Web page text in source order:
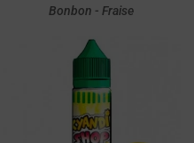
Bonbon - Fraise